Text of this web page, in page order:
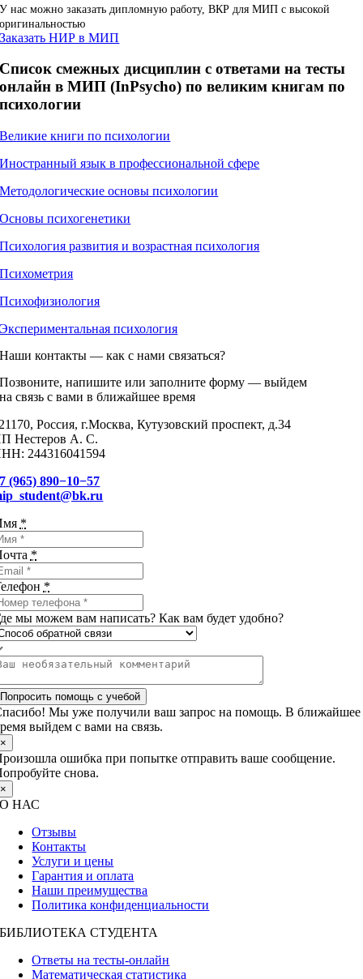
У нас можно заказать дипломную работу, ВКР для МИП с высокой
оригинальностью
Заказать НИР в МИП
Список смежных дисциплин с ответами на тесты
онлайн в МИП (InPsycho) по великим книгам по
психологии
Великие книги по психологии
Иностранный язык в профессиональной сфере
Методологические основы психологии
Основы психогенетики
Психология развития и возрастная психология
Психометрия
Психофизиология
Экспериментальная психология
Наши контакты — как с нами связаться?
Позвоните, напишите или заполните форму — выйдем
на связь с вами в ближайшее время
Россия, г.Москва, Кутузовский проспект, д.34
Нестеров А. С.
244316041594
(965) 890−10−57
*
*
*
мы можем вам написать? Как вам будет удобно?
Попросить помощь с учебой
Мы уже получили ваш запрос на помощь. В ближайшее
выйдем с вами на связь.
×
ошибка при попытке отправить ваше сообщение.
снова.
×
О НАС
Отзывы
Контакты
Услуги и цены
Гарантия и оплата
Наши преимущества
Политика конфиденциальности
БИБЛИОТЕКА СТУДЕНТА
Ответы на тесты-онлайн
Математическая статистика